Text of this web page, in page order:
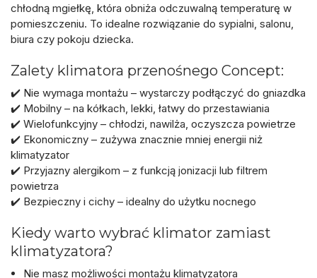
chłodną mgiełkę, która obniża odczuwalną temperaturę w
pomieszczeniu. To idealne rozwiązanie do sypialni, salonu,
biura czy pokoju dziecka.
Zalety klimatora przenośnego Concept:
✔️ Nie wymaga montażu – wystarczy podłączyć do gniazdka
✔️ Mobilny – na kółkach, lekki, łatwy do przestawiania
✔️ Wielofunkcyjny – chłodzi, nawilża, oczyszcza powietrze
✔️ Ekonomiczny – zużywa znacznie mniej energii niż
klimatyzator
✔️ Przyjazny alergikom – z funkcją jonizacji lub filtrem
powietrza
✔️ Bezpieczny i cichy – idealny do użytku nocnego
Kiedy warto wybrać klimator zamiast
klimatyzatora?
Nie masz możliwości montażu klimatyzatora